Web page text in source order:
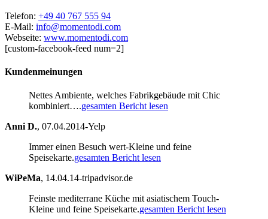
Telefon: +49 40 767 555 94
E-Mail: info@momentodi.com
Webseite: www.momentodi.com
[custom-facebook-feed num=2]
Kundenmeinungen
Nettes Ambiente, welches Fabrikgebäude mit Chic
kombiniert….gesamten Bericht lesen
Anni D., 07.04.2014-Yelp
Immer einen Besuch wert-Kleine und feine
Speisekarte.gesamten Bericht lesen
WiPeMa, 14.04.14-tripadvisor.de
Feinste mediterrane Küche mit asiatischem Touch-
Kleine und feine Speisekarte.gesamten Bericht lesen